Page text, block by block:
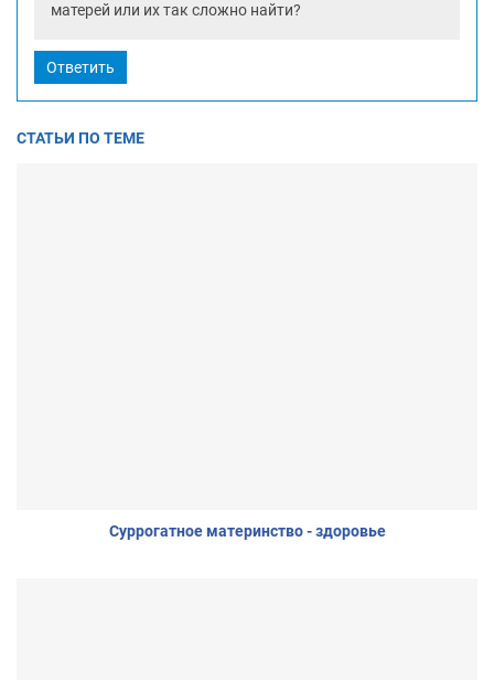
матерей или их так сложно найти?
Ответить
СТАТЬИ ПО ТЕМЕ
Суррогатное материнство - здоровье